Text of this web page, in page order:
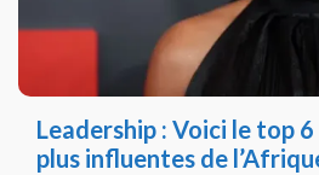
Leadership : Voici le top
plus influentes de